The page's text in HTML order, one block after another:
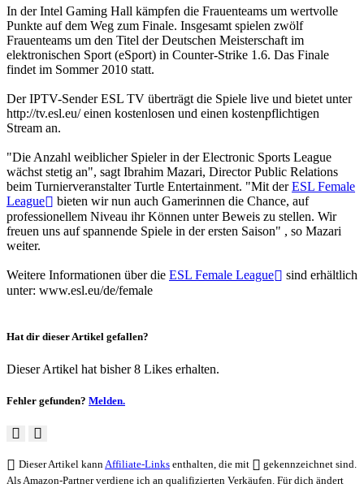
In der Intel Gaming Hall kämpfen die Frauenteams um wertvolle
Punkte auf dem Weg zum Finale. Insgesamt spielen zwölf
Frauenteams um den Titel der Deutschen Meisterschaft im
elektronischen Sport (eSport) in Counter-Strike 1.6. Das Finale
findet im Sommer 2010 statt.
Der IPTV-Sender ESL TV überträgt die Spiele live und bietet unter
http://tv.esl.eu/ einen kostenlosen und einen kostenpflichtigen
Stream an.
"Die Anzahl weiblicher Spieler in der Electronic Sports League
wächst stetig an", sagt Ibrahim Mazari, Director Public Relations
beim Turnierveranstalter Turtle Entertainment. "Mit derESL Female
League
bieten wir nun auch Gamerinnen die Chance, auf
professionellem Niveau ihr Können unter Beweis zu stellen. Wir
freuen uns auf spannende Spiele in der ersten Saison" , so Mazari
weiter.
Weitere Informationen über die ESL Female League
sind erhältlich
unter: www.esl.eu/de/female
Hat dir dieser Artikel gefallen?
Dieser Artikel hat bisher 8 Likes erhalten.
Fehler gefunden? Melden.
Dieser Artikel kannAffiliate-Links enthalten, die mit
gekennzeichnet sind.
Als Amazon-Partner verdiene ich an qualifizierten Verkäufen. Für dich ändert